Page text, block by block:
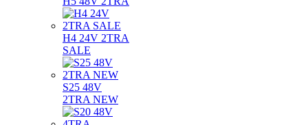
H4 24V 2TRA
SALE
S25 48V
2TRA NEW